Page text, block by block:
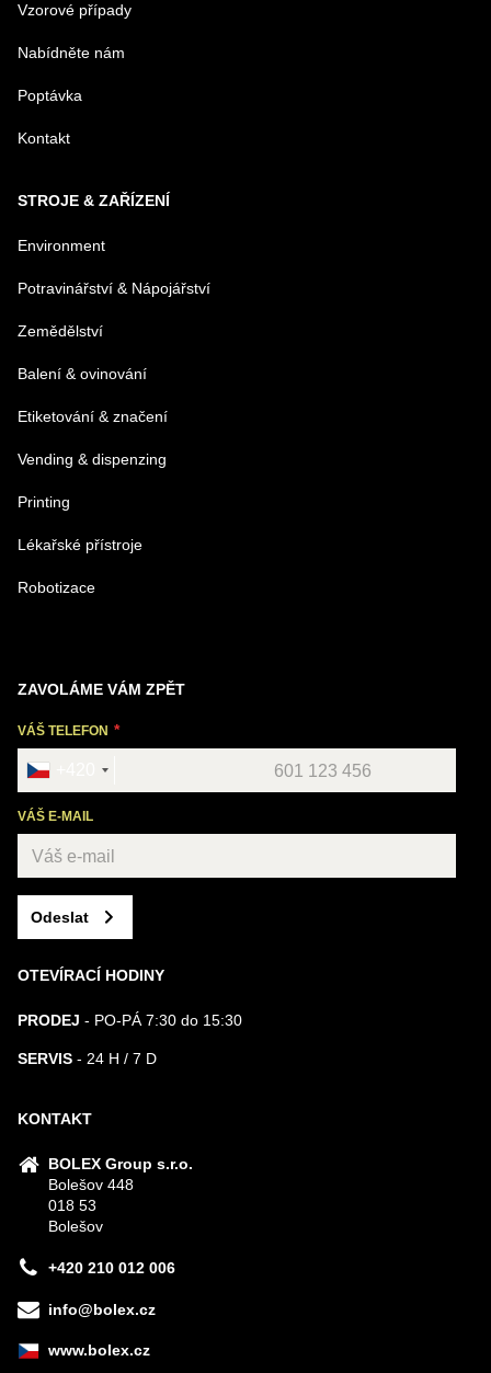
E-MAIL
TELEFÓN
Vzorové případy
Nabídněte nám
Poptávka
Kontakt
STROJE & ZAŘÍZENÍ
Environment
Potravinářství & Nápojářství
Zemědělství
Balení & ovinování
Etiketování & značení
Vending & dispenzing
Printing
Lékařské přístroje
Robotizace
ZAVOLÁME VÁM ZPĚT
VÁŠ TELEFON
VÁŠ E-MAIL
Odeslat
OTEVÍRACÍ HODINY
PRODEJ - PO-PÁ 7:30 do 15:30
SERVIS - 24 H / 7 D
KONTAKT
BOLEX Group s.r.o.
Bolešov 448
018 53
Bolešov
+420 210 012 006
info@bolex.cz
www.bolex.cz